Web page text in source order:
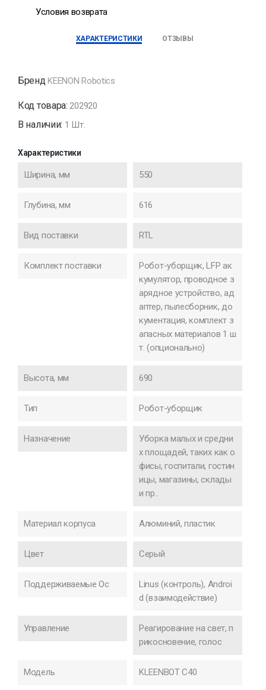
Условия возврата
ХАРАКТЕРИСТИКИ ОТЗЫВЫ
Бренд KEENON Robotics
Код товара: 202920
В наличии: 1 Шт.
Характеристики
Ширина, мм 550
Глубина, мм 616
Вид поставки RTL
Комплект поставки
Робот-уборщик, LFP ак
кумулятор, проводное з
арядное устройство, ад
аптер, пылесборник, до
кументация, комплект з
апасных материалов 1 ш
т. (опционально)
Высота, мм 690
Тип Робот-уборщик
Назначение
Уборка малых и средни
х площадей, таких как о
фисы, госпитали, гостин
ицы, магазины, склады
и пр..
Материал корпуса Алюминий, пластик
Цвет Серый
Поддерживаемые Ос
Linus (контроль), Androi
d (взаимодействие)
Управление
Реагирование на свет, п
рикосновение, голос
Модель KLEENBOT C40